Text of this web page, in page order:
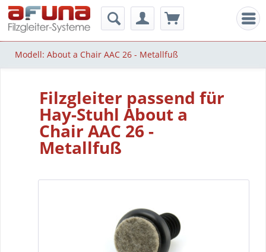
Modell: About a Chair AAC 26 - Metallfuß
Filzgleiter passend für
Hay-Stuhl About a
Chair AAC 26 -
Metallfuß